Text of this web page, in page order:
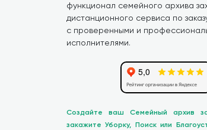
функционал семейного архива
дистанционного сервиса по
с проверенными и
исполнителями.
Создайте ваш Семейный архив
закажите Уборку, Поиск или